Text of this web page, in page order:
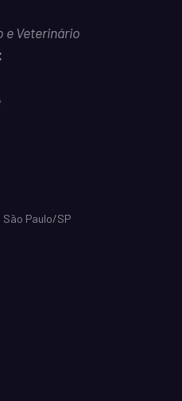
e Veterinário
São Paulo/SP